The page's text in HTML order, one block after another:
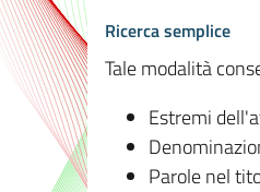
Ricerca semplice
Tale modalità
Estremi
Parole nel